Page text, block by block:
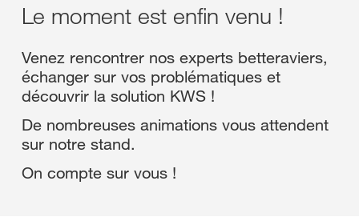
Le moment est enfin venu !
Venez rencontrer nos experts betteraviers,
échanger sur vos problématiques et
découvrir la solution KWS !
De nombreuses animations vous attendent
sur notre stand.
On compte sur vous !